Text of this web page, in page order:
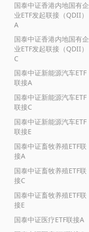
国泰中证香港内地国有企
业ETF发起联接（QDII）
A
国泰中证香港内地国有企
业ETF发起联接（QDII）
C
国泰中证新能源汽车ETF
联接A
国泰中证新能源汽车ETF
联接C
国泰中证新能源汽车ETF
联接E
国泰中证畜牧养殖ETF联
接A
国泰中证畜牧养殖ETF联
接C
国泰中证畜牧养殖ETF联
接E
国泰中证医疗ETF联接A